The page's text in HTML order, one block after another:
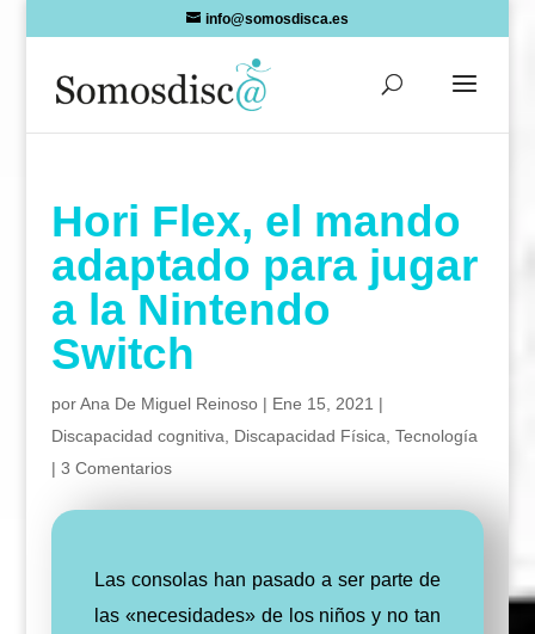
info@somosdisca.es
Hori Flex, el mando
adaptado para jugar
a la Nintendo
Switch
porAna De Miguel Reinoso| Ene 15, 2021 |
Discapacidad cognitiva
Discapacidad Física Tecnología
| 3 Comentarios
Las consolas han pasado a ser parte de
las «necesidades» de los niños y no tan